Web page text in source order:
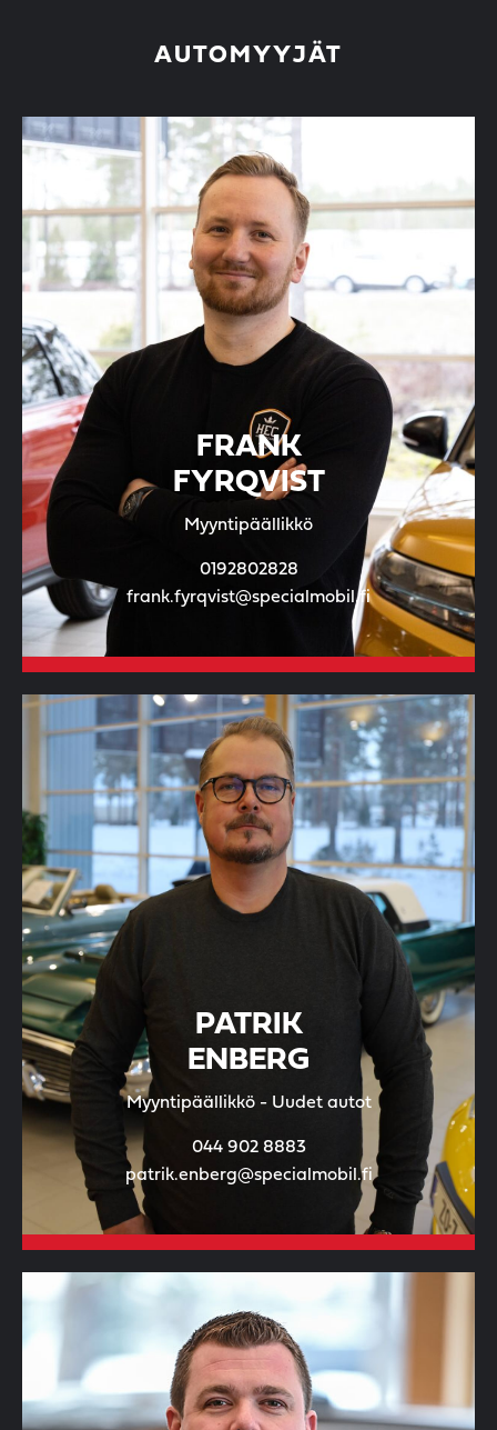
AUTOMYYJÄT
FRANK
FYRQVIST
Myyntipäällikkö
0192802828
frank.fyrqvist@specialmobil.fi
PATRIK
ENBERG
Myyntipäällikkö - Uudet autot
044 902 8883
patrik.enberg@specialmobil.fi